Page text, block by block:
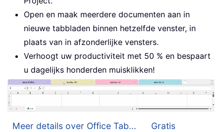
Open en maak meerdere documenten aan in
nieuwe tabbladen binnen hetzelfde venster, in
plaats van in afzonderlijke vensters.
Verhoogt uw productiviteit met 50 % en bespaart
u dagelijks honderden muisklikken!
Meer details over Office Tab...
Gratis